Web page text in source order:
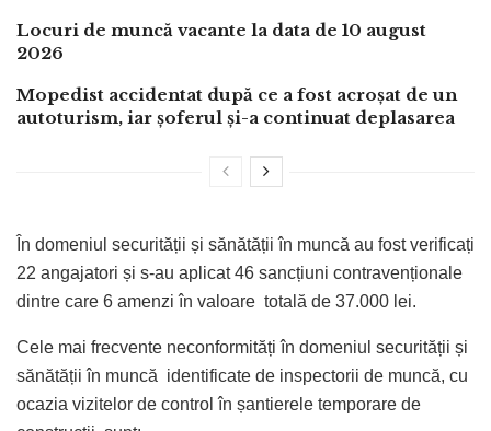
Locuri de muncă vacante la data de 10 august
2026
Mopedist accidentat după ce a fost acroșat de un
autoturism, iar șoferul și-a continuat deplasarea
În domeniul securității și sănătății în muncă au fost verificați
22 angajatori și s-au aplicat 46 sancțiuni contravenționale
dintre care 6 amenzi în valoare totală de 37.000 lei.
Cele mai frecvente neconformități în domeniul securității și
sănătății în muncă identificate de inspectorii de muncă, cu
ocazia vizitelor de control în șantierele temporare de